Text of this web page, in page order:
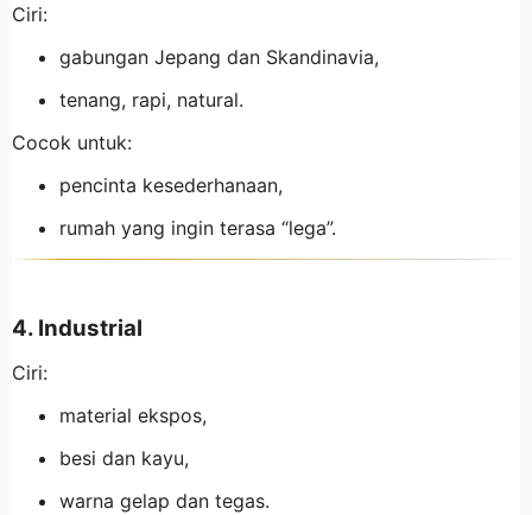
Ciri:
gabungan Jepang dan Skandinavia,
tenang, rapi, natural.
Cocok untuk:
pencinta kesederhanaan,
rumah yang ingin terasa “lega”.
4. Industrial
Ciri:
material ekspos,
besi dan kayu,
warna gelap dan tegas.